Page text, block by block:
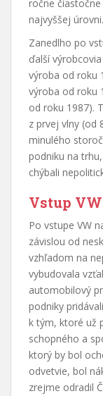
ročne
najvyššej úrovni.
Zanedlho po
ďalší
výroba od roku
výroba od roku
od roku 1987).
z prvej vlny (od
minulého
podniku na
chýbali
Vstup
Po vstupe VW
závislou od
vzhľadom na
vybudovala
automobilový
podniky
k tým, ktoré už
schopného a
ktorý by bol
odvetvie, bol
zrejme odradil